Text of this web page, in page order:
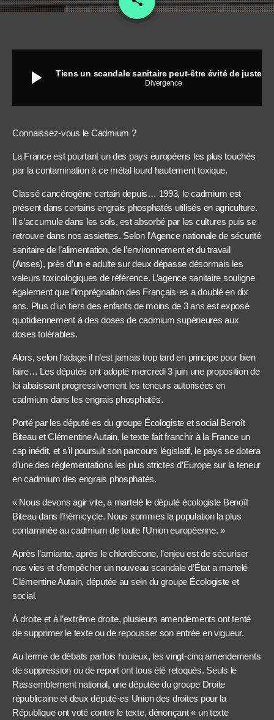
play_arrow Tiens un scandale sanitaire peut-être évité de justesse ?
Divergence
Connaissez-vous le Cadmium ?
La France est pourtant un des pays européens les plus touchés
par la contamination à ce métal lourd hautement toxique.
Classé cancérogène certain depuis… 1993, le cadmium est
présent dans certains engrais phosphatés utilisés en agriculture.
Il s’accumule dans les sols, est absorbé par les cultures puis se
retrouve dans nos assiettes. Selon l’Agence nationale de sécurité
sanitaire de l’alimentation, de l’environnement et du travail
(Anses), près d’un·e adulte sur deux dépasse désormais les
valeurs toxicologiques de référence. L’agence sanitaire souligne
également que l’imprégnation des Français·es a doublé en dix
ans. Plus d’un tiers des enfants de moins de 3 ans est exposé
quotidiennement à des doses de cadmium supérieures aux
doses tolérables.
Alors, selon l’adage il n’est jamais trop tard en principe pour bien
faire… Les députés ont adopté mercredi 3 juin une proposition de
loi abaissant progressivement les teneurs autorisées en
cadmium dans les engrais phosphatés.
Porté par les député·es du groupe Écologiste et social Benoît
Biteau et Clémentine Autain, le texte fait franchir à la France un
cap inédit, et s’il poursuit son parcours législatif, le pays se dotera
d’une des réglementations les plus strictes d’Europe sur la teneur
en cadmium des engrais phosphatés.
« Nous devons agir vite, a martelé le député écologiste Benoît
Biteau dans l’hémicycle. Nous sommes la population la plus
contaminée au cadmium de toute l’Union européenne. »
Après l’amiante, après le chlordécone, l’enjeu est de sécuriser
nos vies et d’empêcher un nouveau scandale d’État a martelé
Clémentine Autain, députée au sein du groupe Écologiste et
social.
À droite et à l’extrême droite, plusieurs amendements ont tenté
de supprimer le texte ou de repousser son entrée en vigueur.
Au terme de débats parfois houleux, les vingt-cinq amendements
de suppression ou de report ont tous été retoqués. Seuls le
Rassemblement national, une députée du groupe Droite
républicaine et deux député·es Union des droites pour la
République ont voté contre le texte, dénonçant « un texte